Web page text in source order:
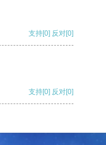
支持[0] 反对[0]
支持[0] 反对[0]